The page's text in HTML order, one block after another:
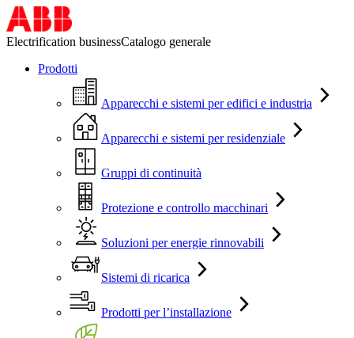
Electrification businessCatalogo generale
Prodotti
Apparecchi e sistemi per edifici e industria
Apparecchi e sistemi per residenziale
Gruppi di continuità
Protezione e controllo macchinari
Soluzioni per energie rinnovabili
Sistemi di ricarica
Prodotti per l’installazione